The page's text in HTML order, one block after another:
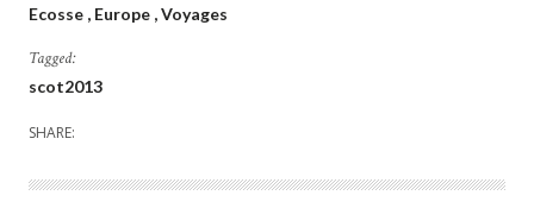
Ecosse Europe Voyages
Tagged:
scot2013
SHARE: